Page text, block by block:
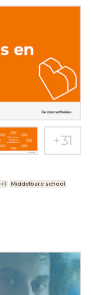
+1
Middelbare school